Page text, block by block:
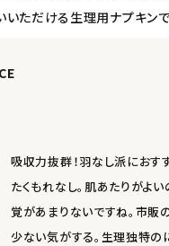
おすすめ
いただける生理用ナプキンで
吸収力抜群！羽なし派におす
たくもれなし。肌あたりがよ
覚があまりないですね。市販
少ない気がする。生理独特の